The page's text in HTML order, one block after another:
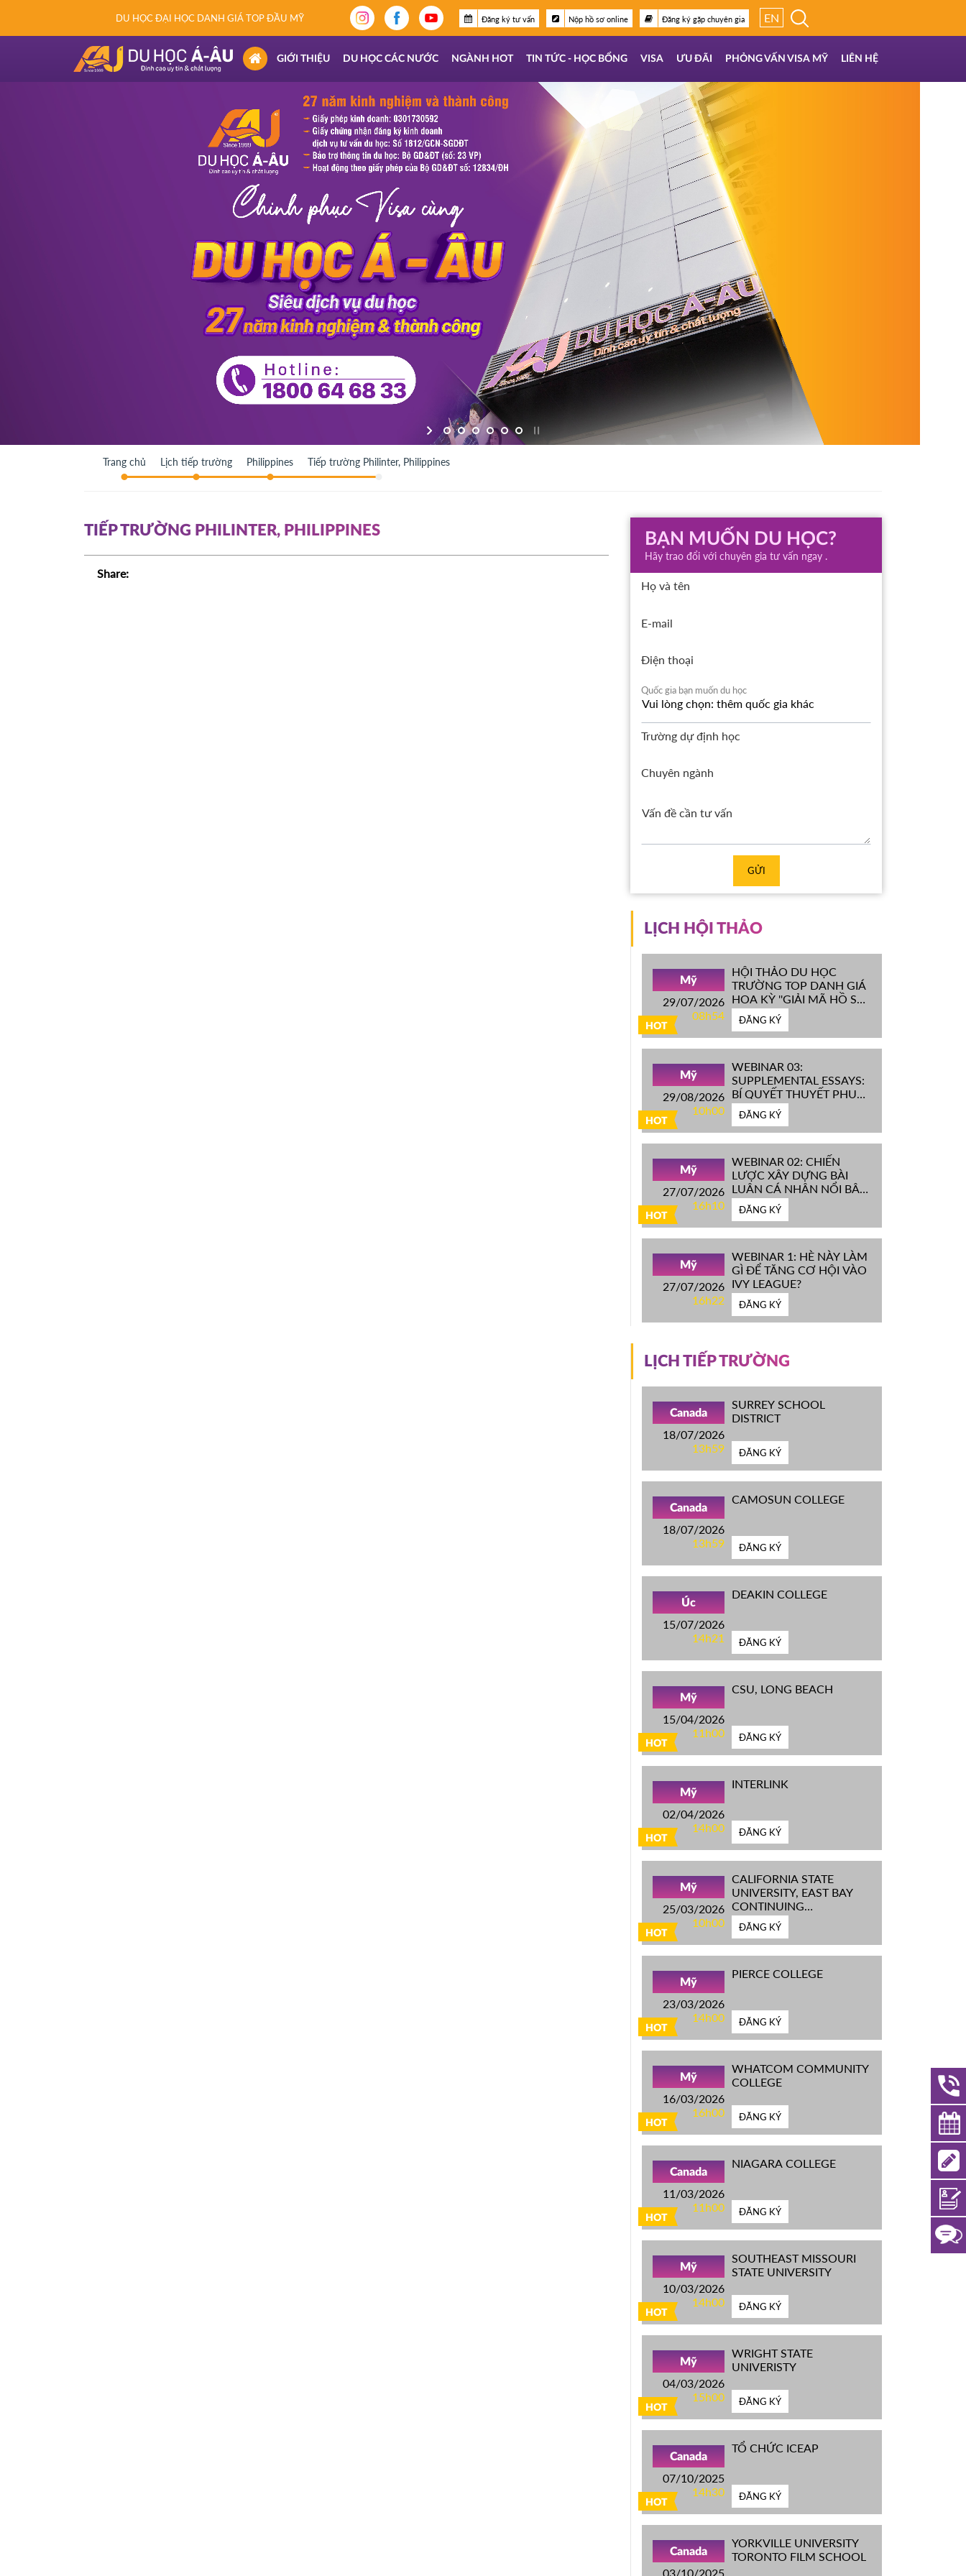
DU HỌC ĐẠI HỌC DANH GIÁ TOP ĐẦU MỸ Đăng ký tư vấn Nộp hồ sơ online Đăng ký gặp chuyên gia EN
(CURRENT)
GIỚI THIỆU DU HỌC CÁC NƯỚC NGÀNH HOT TIN TỨC - HỌC BỔNG VISA ƯU ĐÃI PHỎNG VẤN VISA MỸ LIÊN HỆ
Trang chủ Lịch tiếp trường Philippines Tiếp trường Philinter, Philippines
TIẾP TRƯỜNG PHILINTER, PHILIPPINES
Share:
BẠN MUỐN DU HỌC?
Hãy trao đổi với chuyên gia tư vấn ngay .
Họ và tên
E-mail
Điện thoại
Quốc gia bạn muốn du học
Trường dự định học
Chuyên ngành
GỬI
LỊCH HỘI THẢO
HOT
Mỹ
29/07/2026
08h54
HỘI THẢO DU HỌC
TRƯỜNG TOP DANH GIÁ
HOA KỲ ''GIẢI MÃ HỒ SƠ
IVY LEAGUE''
ĐĂNG KÝ
HOT
Mỹ
29/08/2026
10h00
WEBINAR 03:
SUPPLEMENTAL ESSAYS:
BÍ QUYẾT THUYẾT PHỤC
HỘI ĐỒNG TUYỂN SINH
ĐH TOP ĐẦU MỸ
ĐĂNG KÝ
HOT
Mỹ
27/07/2026
16h10
WEBINAR 02: CHIẾN
LƯỢC XÂY DỰNG BÀI
LUẬN CÁ NHÂN NỔI BẬT
CHINH PHỤC ĐH TOP
ĐẦU MỸ
ĐĂNG KÝ
Mỹ
27/07/2026
16h22
WEBINAR 1: HÈ NÀY LÀM
GÌ ĐỂ TĂNG CƠ HỘI VÀO
IVY LEAGUE?
ĐĂNG KÝ
LỊCH TIẾP TRƯỜNG
Canada
18/07/2026
13h59
SURREY SCHOOL
DISTRICT
ĐĂNG KÝ
Canada
18/07/2026
13h59
CAMOSUN COLLEGE
ĐĂNG KÝ
Úc
15/07/2026
14h21
DEAKIN COLLEGE
ĐĂNG KÝ
HOT
Mỹ
15/04/2026
11h00
CSU, LONG BEACH
ĐĂNG KÝ
HOT
Mỹ
02/04/2026
14h00
INTERLINK
ĐĂNG KÝ
HOT
Mỹ
25/03/2026
10h00
CALIFORNIA STATE
UNIVERSITY, EAST BAY
CONTINUING
EDUCATION
ĐĂNG KÝ
HOT
Mỹ
23/03/2026
14h00
PIERCE COLLEGE
ĐĂNG KÝ
HOT
Mỹ
16/03/2026
16h00
WHATCOM COMMUNITY
COLLEGE
ĐĂNG KÝ
HOT
Canada
11/03/2026
11h00
NIAGARA COLLEGE
ĐĂNG KÝ
HOT
Mỹ
10/03/2026
14h00
SOUTHEAST MISSOURI
STATE UNIVERSITY
ĐĂNG KÝ
HOT
Mỹ
04/03/2026
15h00
WRIGHT STATE
UNIVERISTY
ĐĂNG KÝ
HOT
Canada
07/10/2025
14h30
TỔ CHỨC ICEAP
ĐĂNG KÝ
Canada
03/10/2025
YORKVILLE UNIVERSITY
TORONTO FILM SCHOOL